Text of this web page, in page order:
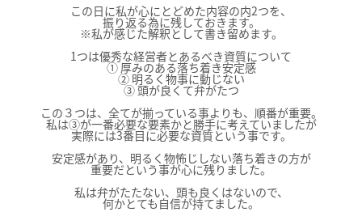
この日に私が心にとどめた内容の内2つを、
振り返る為に残しておきます。
※私が感じた解釈として書き留めます。
1つは優秀な経営者とあるべき資質について
① 厚みのある落ち着き安定感
② 明るく物事に動じない
③ 頭が良くて弁がたつ
この３つは、全てが揃っている事よりも、順番が重要。
私は③が一番必要な要素かと勝手に考えていましたが
実際には3番目に必要な資質という事です。
安定感があり、明るく物怖じしない落ち着きの方が
重要だという事が心に残りました。
私は弁がたたない、頭も良くはないので、
何かとても自信が持てました。